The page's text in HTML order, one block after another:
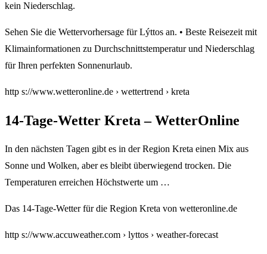
kein Niederschlag.
Sehen Sie die Wettervorhersage für Lýttos an. • Beste Reisezeit mit
Klimainformationen zu Durchschnittstemperatur und Niederschlag
für Ihren perfekten Sonnenurlaub.
http s://www.wetteronline.de › wettertrend › kreta
14-Tage-Wetter Kreta – WetterOnline
In den nächsten Tagen gibt es in der Region Kreta einen Mix aus
Sonne und Wolken, aber es bleibt überwiegend trocken. Die
Temperaturen erreichen Höchstwerte um …
Das 14-Tage-Wetter für die Region Kreta von wetteronline.de
http s://www.accuweather.com › lyttos › weather-forecast